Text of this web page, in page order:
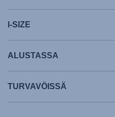
I-SIZE
ALUSTASSA
TURVAVÖISSÄ